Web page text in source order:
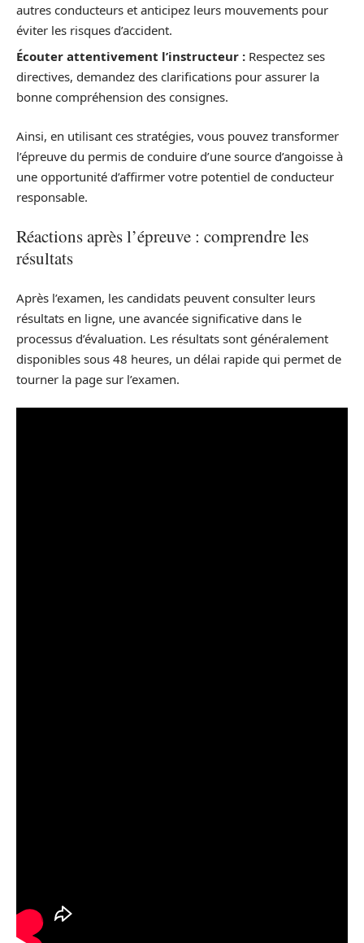
autres conducteurs et anticipez leurs mouvements pour
éviter les risques d’accident.
Écouter attentivement l’instructeur : Respectez ses
directives, demandez des clarifications pour assurer la
bonne compréhension des consignes.
Ainsi, en utilisant ces stratégies, vous pouvez transformer
l’épreuve du permis de conduire d’une source d’angoisse à
une opportunité d’affirmer votre potentiel de conducteur
responsable.
Réactions après l’épreuve : comprendre les
résultats
Après l’examen, les candidats peuvent consulter leurs
résultats en ligne, une avancée significative dans le
processus d’évaluation. Les résultats sont généralement
disponibles sous 48 heures, un délai rapide qui permet de
tourner la page sur l’examen.